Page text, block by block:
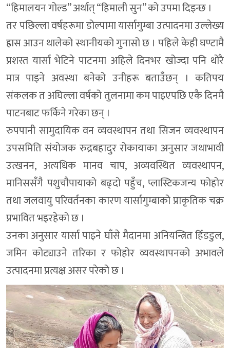
“हिमालयन गोल्ड” अर्थात् “हिमाली सुन” को उपमा दिइन्छ ।
तर पछिल्ला वर्षहरूमा डोल्पामा यार्सागुम्बा उत्पादनमा उल्लेख्य
ह्रास आउन थालेको स्थानीयको गुनासो छ । पहिले केही घण्टामै
प्रशस्त यार्सा भेटिने पाटनमा अहिले दिनभर खोज्दा पनि थोरै
मात्र पाइने अवस्था बनेको उनीहरू बताउँछन् । कतिपय
संकलक त अघिल्ला वर्षको तुलनामा कम पाइएपछि एकै दिनमै
पाटनबाट फर्किने गरेका छन् ।
रुपपानी सामुदायिक वन व्यवस्थापन तथा सिजन व्यवस्थापन
उपसमिति संयोजक रुद्रबहादुर रोकायाका अनुसार जथाभावी
उत्खनन, अत्यधिक मानव चाप, अव्यवस्थित व्यवस्थापन,
मानिससँगै पशुचौपायाको बढ्दो पहुँच, प्लास्टिकजन्य फोहोर
तथा जलवायु परिवर्तनका कारण यार्सागुम्बाको प्राकृतिक चक्र
प्रभावित भइरहेको छ ।
उनका अनुसार यार्सा पाइने घाँसे मैदानमा अनियन्त्रित हिँडडुल,
जमिन कोट्याउने तरिका र फोहोर व्यवस्थापनको अभावले
उत्पादनमा प्रत्यक्ष असर परेको छ ।